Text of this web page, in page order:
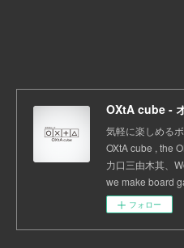
OXtA cube -
気軽に楽しめる
OXtA cube , the
力口三由木其、
we make board
フォロー